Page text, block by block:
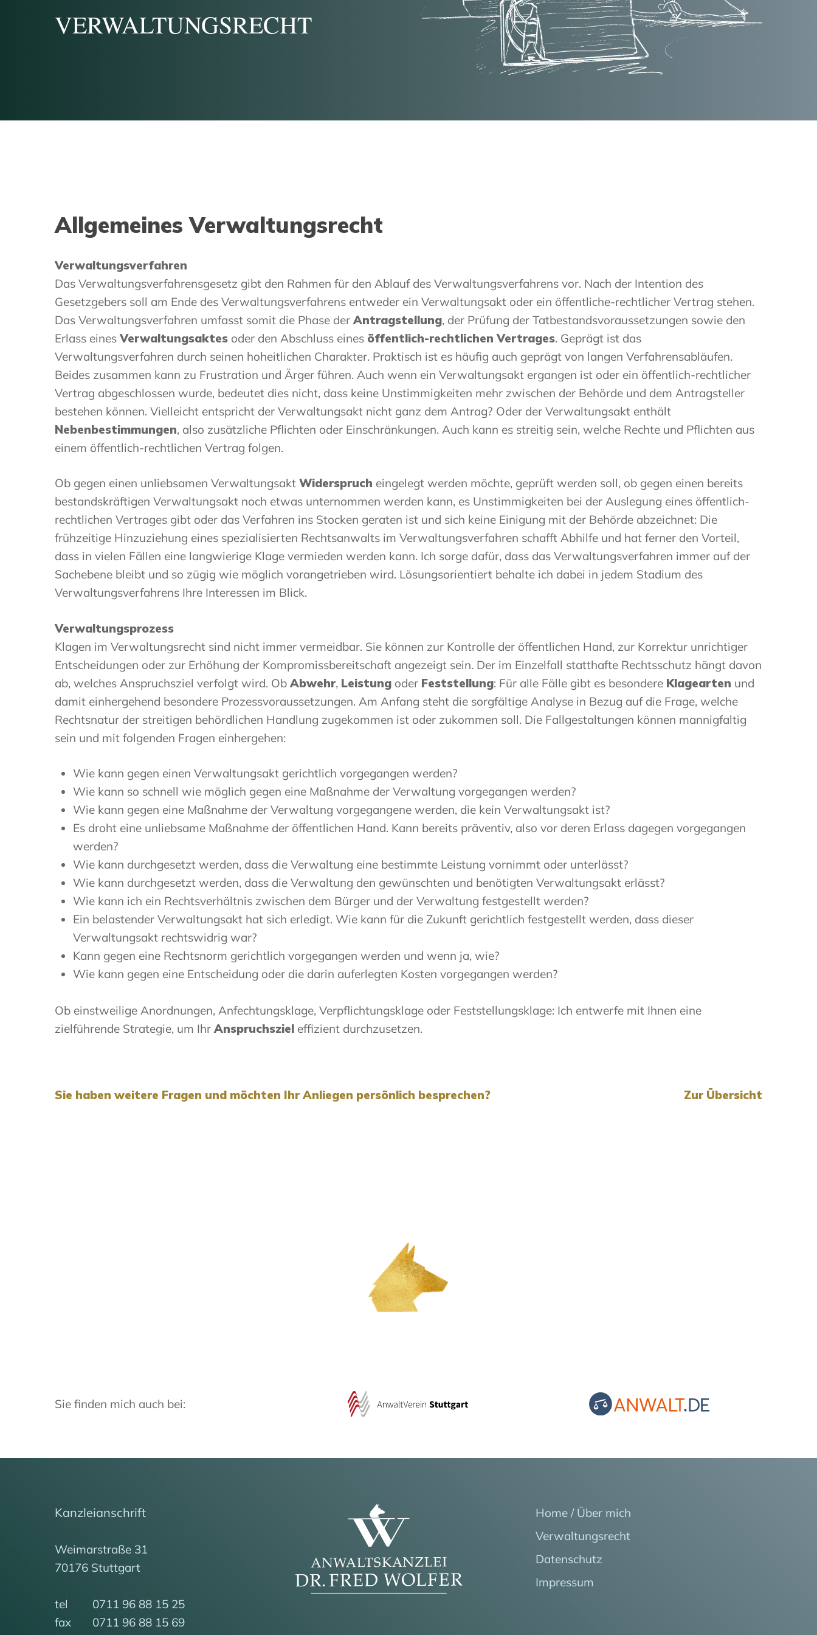
VERWALTUNGSRECHT
Allgemeines Verwaltungsrecht
Verwaltungsverfahren
Das Verwaltungsverfahrensgesetz gibt den Rahmen für den Ablauf des Verwaltungsverfahrens vor. Nach der Intention des
Gesetzgebers soll am Ende des Verwaltungsverfahrens entweder ein Verwaltungsakt oder ein öffentliche-rechtlicher Vertrag stehen.
Das Verwaltungsverfahren umfasst somit die Phase derAntragstellung, der Prüfung der Tatbestandsvoraussetzungen sowie den
Erlass einesVerwaltungsaktes oder den Abschluss eines öffentlich-rechtlichen Vertrages. Geprägt ist das
Verwaltungsverfahren durch seinen hoheitlichen Charakter. Praktisch ist es häufig auch geprägt von langen Verfahrensabläufen.
Beides zusammen kann zu Frustration und Ärger führen. Auch wenn ein Verwaltungsakt ergangen ist oder ein öffentlich-rechtlicher
Vertrag abgeschlossen wurde, bedeutet dies nicht, dass keine Unstimmigkeiten mehr zwischen der Behörde und dem Antragsteller
bestehen können. Vielleicht entspricht der Verwaltungsakt nicht ganz dem Antrag? Oder der Verwaltungsakt enthält
Nebenbestimmungen, also zusätzliche Pflichten oder Einschränkungen. Auch kann es streitig sein, welche Rechte und Pflichten aus
einem öffentlich-rechtlichen Vertrag folgen.
Ob gegen einen unliebsamen VerwaltungsaktWiderspruch eingelegt werden möchte, geprüft werden soll, ob gegen einen bereits
bestandskräftigen Verwaltungsakt noch etwas unternommen werden kann, es Unstimmigkeiten bei der Auslegung eines öffentlich-
rechtlichen Vertrages gibt oder das Verfahren ins Stocken geraten ist und sich keine Einigung mit der Behörde abzeichnet: Die
frühzeitige Hinzuziehung eines spezialisierten Rechtsanwalts im Verwaltungsverfahren schafft Abhilfe und hat ferner den Vorteil,
dass in vielen Fällen eine langwierige Klage vermieden werden kann. Ich sorge dafür, dass das Verwaltungsverfahren immer auf der
Sachebene bleibt und so zügig wie möglich vorangetrieben wird. Lösungsorientiert behalte ich dabei in jedem Stadium des
Verwaltungsverfahrens Ihre Interessen im Blick.
Verwaltungsprozess
Klagen im Verwaltungsrecht sind nicht immer vermeidbar. Sie können zur Kontrolle der öffentlichen Hand, zur Korrektur unrichtiger
Entscheidungen oder zur Erhöhung der Kompromissbereitschaft angezeigt sein. Der im Einzelfall statthafte Rechtsschutz hängt davon
ab, welches Anspruchsziel verfolgt wird. ObAbwehr, Leistung oder Feststellung: Für alle Fälle gibt es besondere Klagearten und
damit einhergehend besondere Prozessvoraussetzungen. Am Anfang steht die sorgfältige Analyse in Bezug auf die Frage, welche
Rechtsnatur der streitigen behördlichen Handlung zugekommen ist oder zukommen soll. Die Fallgestaltungen können mannigfaltig
sein und mit folgenden Fragen einhergehen:
Wie kann gegen einen Verwaltungsakt gerichtlich vorgegangen werden?
Wie kann so schnell wie möglich gegen eine Maßnahme der Verwaltung vorgegangen werden?
Wie kann gegen eine Maßnahme der Verwaltung vorgegangene werden, die kein Verwaltungsakt ist?
Es droht eine unliebsame Maßnahme der öffentlichen Hand. Kann bereits präventiv, also vor deren Erlass dagegen vorgegangen
werden?
Wie kann durchgesetzt werden, dass die Verwaltung eine bestimmte Leistung vornimmt oder unterlässt?
Wie kann durchgesetzt werden, dass die Verwaltung den gewünschten und benötigten Verwaltungsakt erlässt?
Wie kann ich ein Rechtsverhältnis zwischen dem Bürger und der Verwaltung festgestellt werden?
Ein belastender Verwaltungsakt hat sich erledigt. Wie kann für die Zukunft gerichtlich festgestellt werden, dass dieser
Verwaltungsakt rechtswidrig war?
Kann gegen eine Rechtsnorm gerichtlich vorgegangen werden und wenn ja, wie?
Wie kann gegen eine Entscheidung oder die darin auferlegten Kosten vorgegangen werden?
Ob einstweilige Anordnungen, Anfechtungsklage, Verpflichtungsklage oder Feststellungsklage: Ich entwerfe mit Ihnen eine
zielführende Strategie, um IhrAnspruchsziel effizient durchzusetzen.
Sie haben weitere Fragen und möchten Ihr Anliegen persönlich besprechen? Zur Übersicht
Sie finden mich auch bei:
Kanzleianschrift
Weimarstraße 31
70176 Stuttgart
tel 0711 96 88 15 25
fax 0711 96 88 15 69
Home / Über mich
Verwaltungsrecht
Datenschutz
Impressum